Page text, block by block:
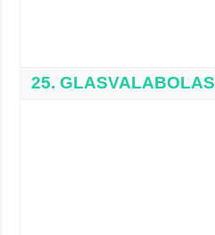
25. GLASVALABOLAS